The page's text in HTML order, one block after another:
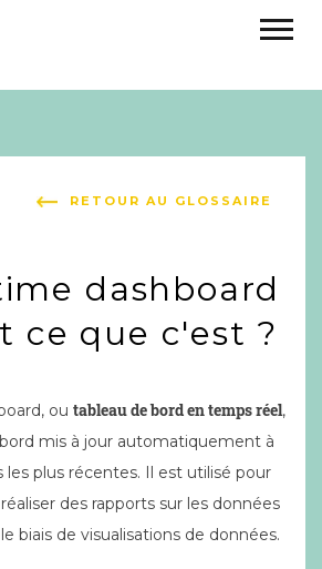
RETOUR AU GLOSSAIRE
dashboard
ce que c'est ?
ou tableau de bord en temps réel,
mis à jour automatiquement à
les plus récentes. Il est utilisé pour
des rapports sur les données
biais de visualisations de données.